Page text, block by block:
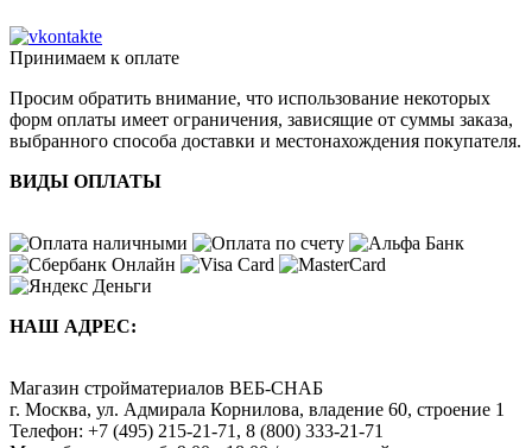
Принимаем к оплате
Просим обратить внимание, что использование некоторых
форм оплаты имеет ограничения, зависящие от суммы заказа,
выбранного способа доставки и местонахождения покупателя.
ВИДЫ ОПЛАТЫ
НАШ АДРЕС:
Магазин стройматериалов ВЕБ-СНАБ
г. Москва, ул. Адмирала Корнилова, владение 60, строение 1
Телефон: +7 (495) 215-21-71 , 8 (800) 333-21-71